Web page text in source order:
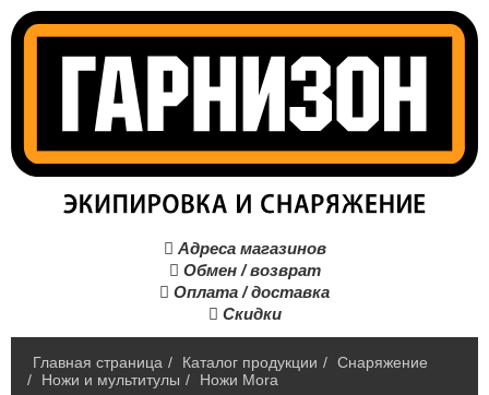
 Адреса магазинов
 Обмен / возврат
 Оплата / доставка
 Скидки
Главная страница / Каталог продукции / Снаряжение
/
Ножи и мультитулы / Ножи Mora